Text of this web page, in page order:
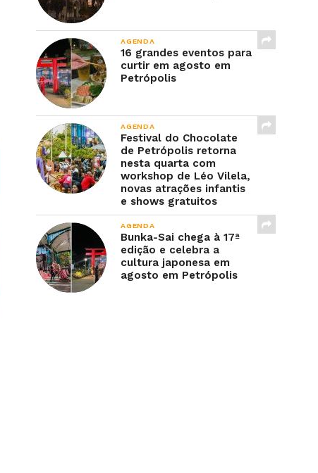
AGENDA
16 grandes eventos para
curtir em agosto em
Petrópolis
AGENDA
Festival do Chocolate
de Petrópolis retorna
nesta quarta com
workshop de Léo Vilela,
novas atrações infantis
e shows gratuitos
AGENDA
Bunka-Sai chega à 17ª
edição e celebra a
cultura japonesa em
agosto em Petrópolis